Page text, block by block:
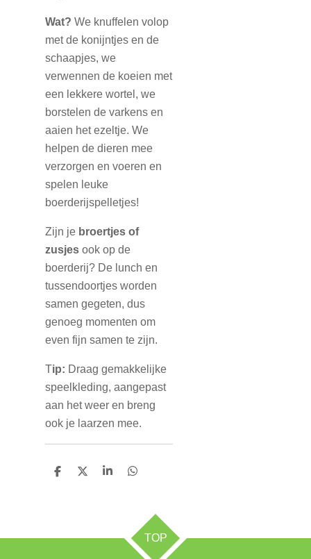
Wat? We knuffelen volop
met de konijntjes en de
schaapjes, we
verwennen de koeien met
een lekkere wortel, we
borstelen de varkens en
aaien het ezeltje. We
helpen de dieren mee
verzorgen en voeren en
spelen leuke
boerderijspelletjes!
Zijn je broertjes of
zusjes ook op de
boerderij? De lunch en
tussendoortjes worden
samen gegeten, dus
genoeg momenten om
even fijn samen te zijn.
Tip: Draag gemakkelijke
speelkleding, aangepast
aan het weer en breng
ook je laarzen mee.
D
D
S
D
TOP